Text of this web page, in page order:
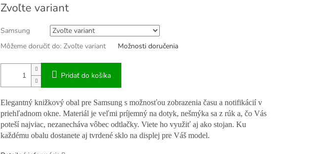
cena:
Zvoľte variant
Samsung
Môžeme doručiť do: Zvoľte variant Možnosti doručenia
Pridať do košíka
Elegantný knižkový obal pre Samsung s možnosťou zobrazenia času a notifikácií v
priehľadnom okne. Materiál je veľmi príjemný na dotyk, nešmýka sa z rúk a, čo Vás
poteší najviac, nezanecháva vôbec odtlačky. Viete ho využiť aj ako stojan. Ku
každému obalu dostanete aj tvrdené sklo na displej pre Váš model.